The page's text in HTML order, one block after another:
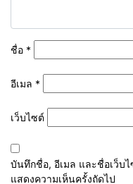
ชื่อ *
อีเมล *
เว็บไซต์
บันทึกชื่อ, อีเมล และชื่อเว็บ
แสดงความเห็นครั้งถัดไป